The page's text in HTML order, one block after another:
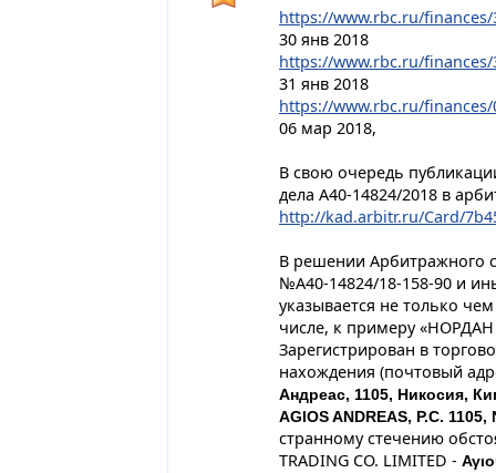
https://www.rbc.ru/finances/
30 янв 2018
https://www.rbc.ru/finances/
31 янв 2018
https://www.rbc.ru/finances/
06 мар 2018,
В свою очередь
дела А40-14824/2018 в
http://kad.arbitr.ru/Card/
В решении Арбитражного
№А40-14824/18-158-90 и
указывается не только
числе, к примеру
Зарегистрирован в
нахождения (почтовый
Андреас, 1105, Никосия,
AGIOS ANDREAS, Р.С. 1105,
странному стечению
TRADING CO. LIMITED -